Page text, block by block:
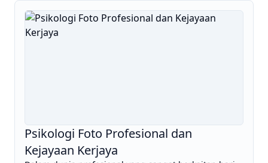
Psikologi Foto Profesional dan
Kejayaan Kerjaya